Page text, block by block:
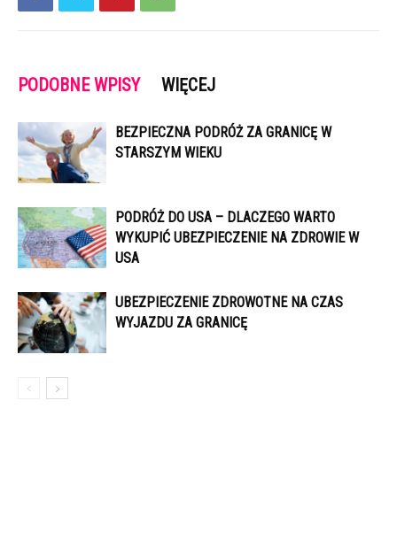
PODOBNE WPISY WIĘCEJ
BEZPIECZNA PODRÓŻ ZA GRANICĘ W
STARSZYM WIEKU
PODRÓŻ DO USA – DLACZEGO WARTO
WYKUPIĆ UBEZPIECZENIE NA ZDROWIE W
USA
UBEZPIECZENIE ZDROWOTNE NA CZAS
WYJAZDU ZA GRANICĘ